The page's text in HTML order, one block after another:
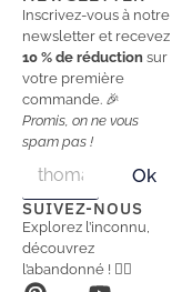
Inscrivez-vous à notre
newsletter et recevez
10 % de réduction sur
votre première
commande. 🎉
Promis, on ne vous
spam pas !
a
i
l
a
i
l
*
Ok
SUIVEZ-NOUS
Explorez l’inconnu,
découvrez
l’abandonné ! 🕵️‍♂️